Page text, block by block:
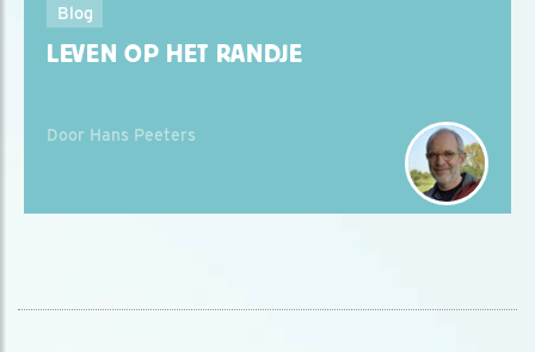
Blog
LEVEN OP HET RANDJE
Door Hans Peeters